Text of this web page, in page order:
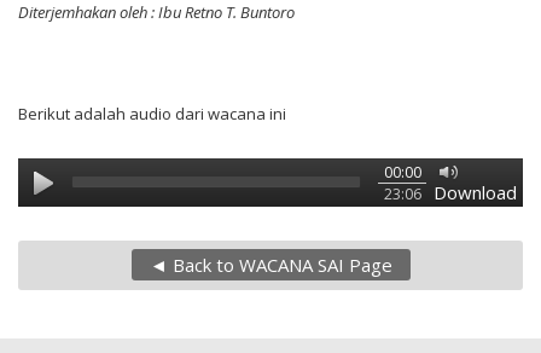
Diterjemhakan oleh : Ibu Retno T. Buntoro
Berikut adalah audio dari wacana ini
Download
00:00
23:06
◄ Back to WACANA SAI Page